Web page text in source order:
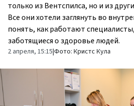
только из Вентспилса, но и из
Все они хотели заглянуть во
понять, как работают
заботящиеся о здоровье людей.
2 апреля, 15:15|Фото: Кристс Кула